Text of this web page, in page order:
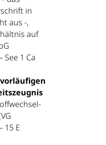
in
aus -,
auf
See 1 Ca
vorläufigen
15 E